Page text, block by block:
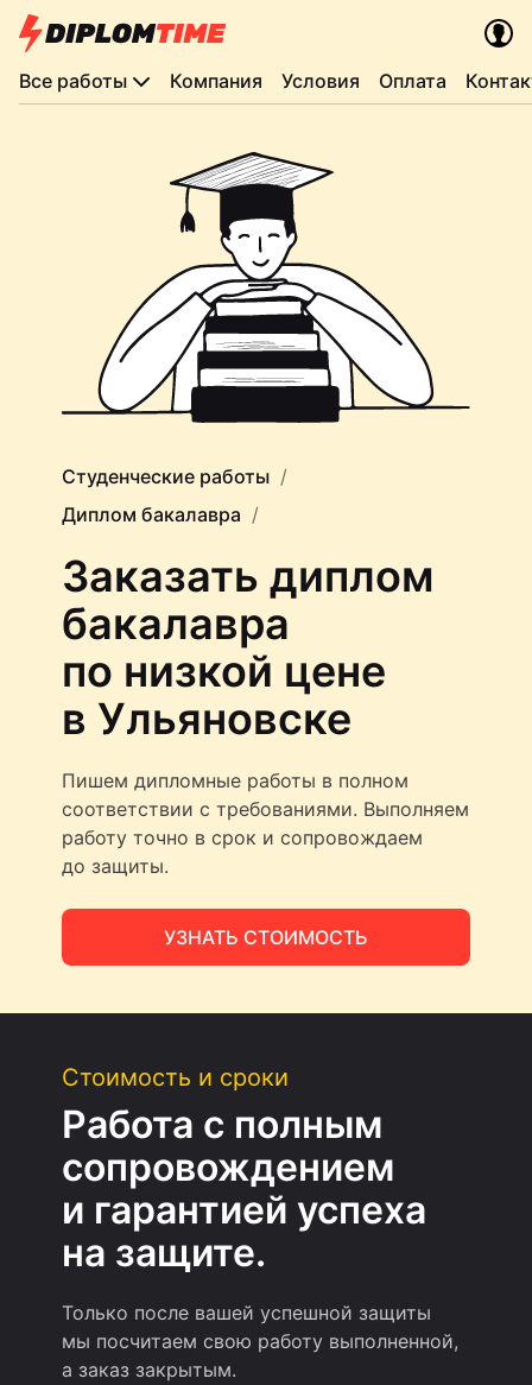
Все работы Компания Условия Оплата
Студенческие работы
Диплом бакалавра
Заказать диплом
бакалавра
по низкой цене
в Ульяновске
Пишем дипломные работы в полном
соответствии с требованиями. Выполняем
работу точно в срок и сопровождаем
до защиты.
УЗНАТЬ СТОИМОСТЬ
Стоимость и сроки
Работа с полным
сопровождением
и гарантией успеха
на защите.
Только после вашей успешной защиты
мы посчитаем свою работу выполненной,
а заказ закрытым.